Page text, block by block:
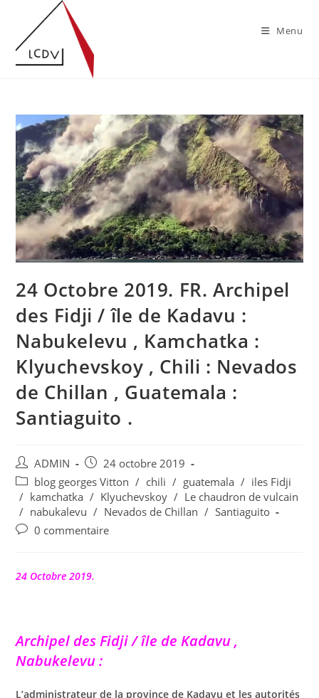
content
Menu
24 Octobre 2019. FR. Archipel
des Fidji / île de Kadavu :
Nabukelevu , Kamchatka :
Klyuchevskoy , Chili : Nevados
de Chillan , Guatemala :
Santiaguito .
Auteur/autrice
de
la
publication :
ADMIN
Publication
publiée :
24 octobre 2019
Post
category:
blog georges Vitton / chili / guatemala / iles Fidji
/ kamchatka / Klyuchevskoy / Le chaudron de vulcain
/ nabukalevu / Nevados de Chillan / Santiaguito
Commentaires
publication :
0 commentaire
24 Octobre 2019.
Archipel des Fidji / île de Kadavu ,
Nabukelevu :
L’administrateur de la province de Kadavu et les autorités